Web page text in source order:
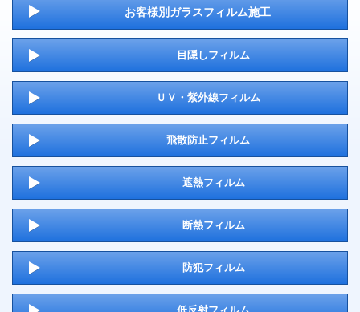
お客様別ガラスフィルム施工
目隠しフィルム
ＵＶ・紫外線フィルム
飛散防止フィルム
遮熱フィルム
断熱フィルム
防犯フィルム